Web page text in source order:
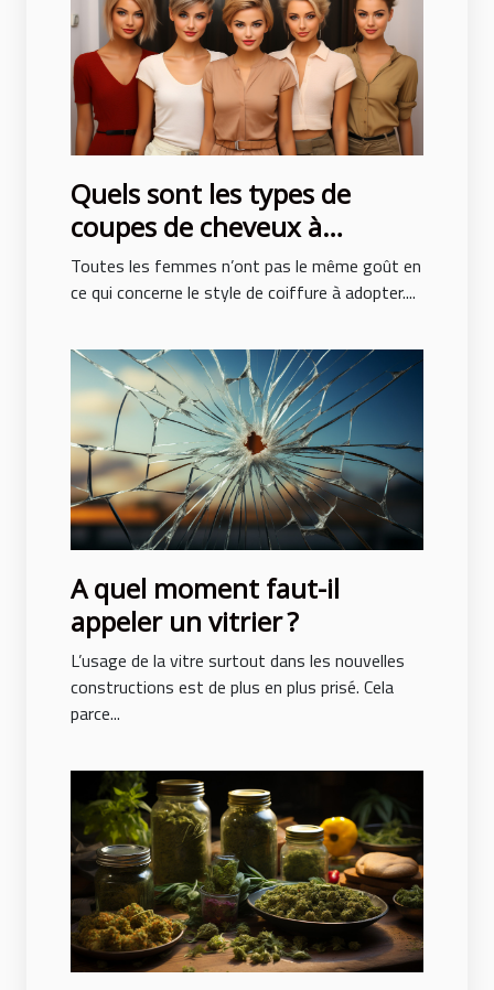
Quels sont les types de
coupes de cheveux à
adopter pour ne pas subir de
traumatisme ?
Toutes les femmes n’ont pas le même goût en
ce qui concerne le style de coiffure à adopter....
A quel moment faut-il
appeler un vitrier ?
L’usage de la vitre surtout dans les nouvelles
constructions est de plus en plus prisé. Cela
parce...